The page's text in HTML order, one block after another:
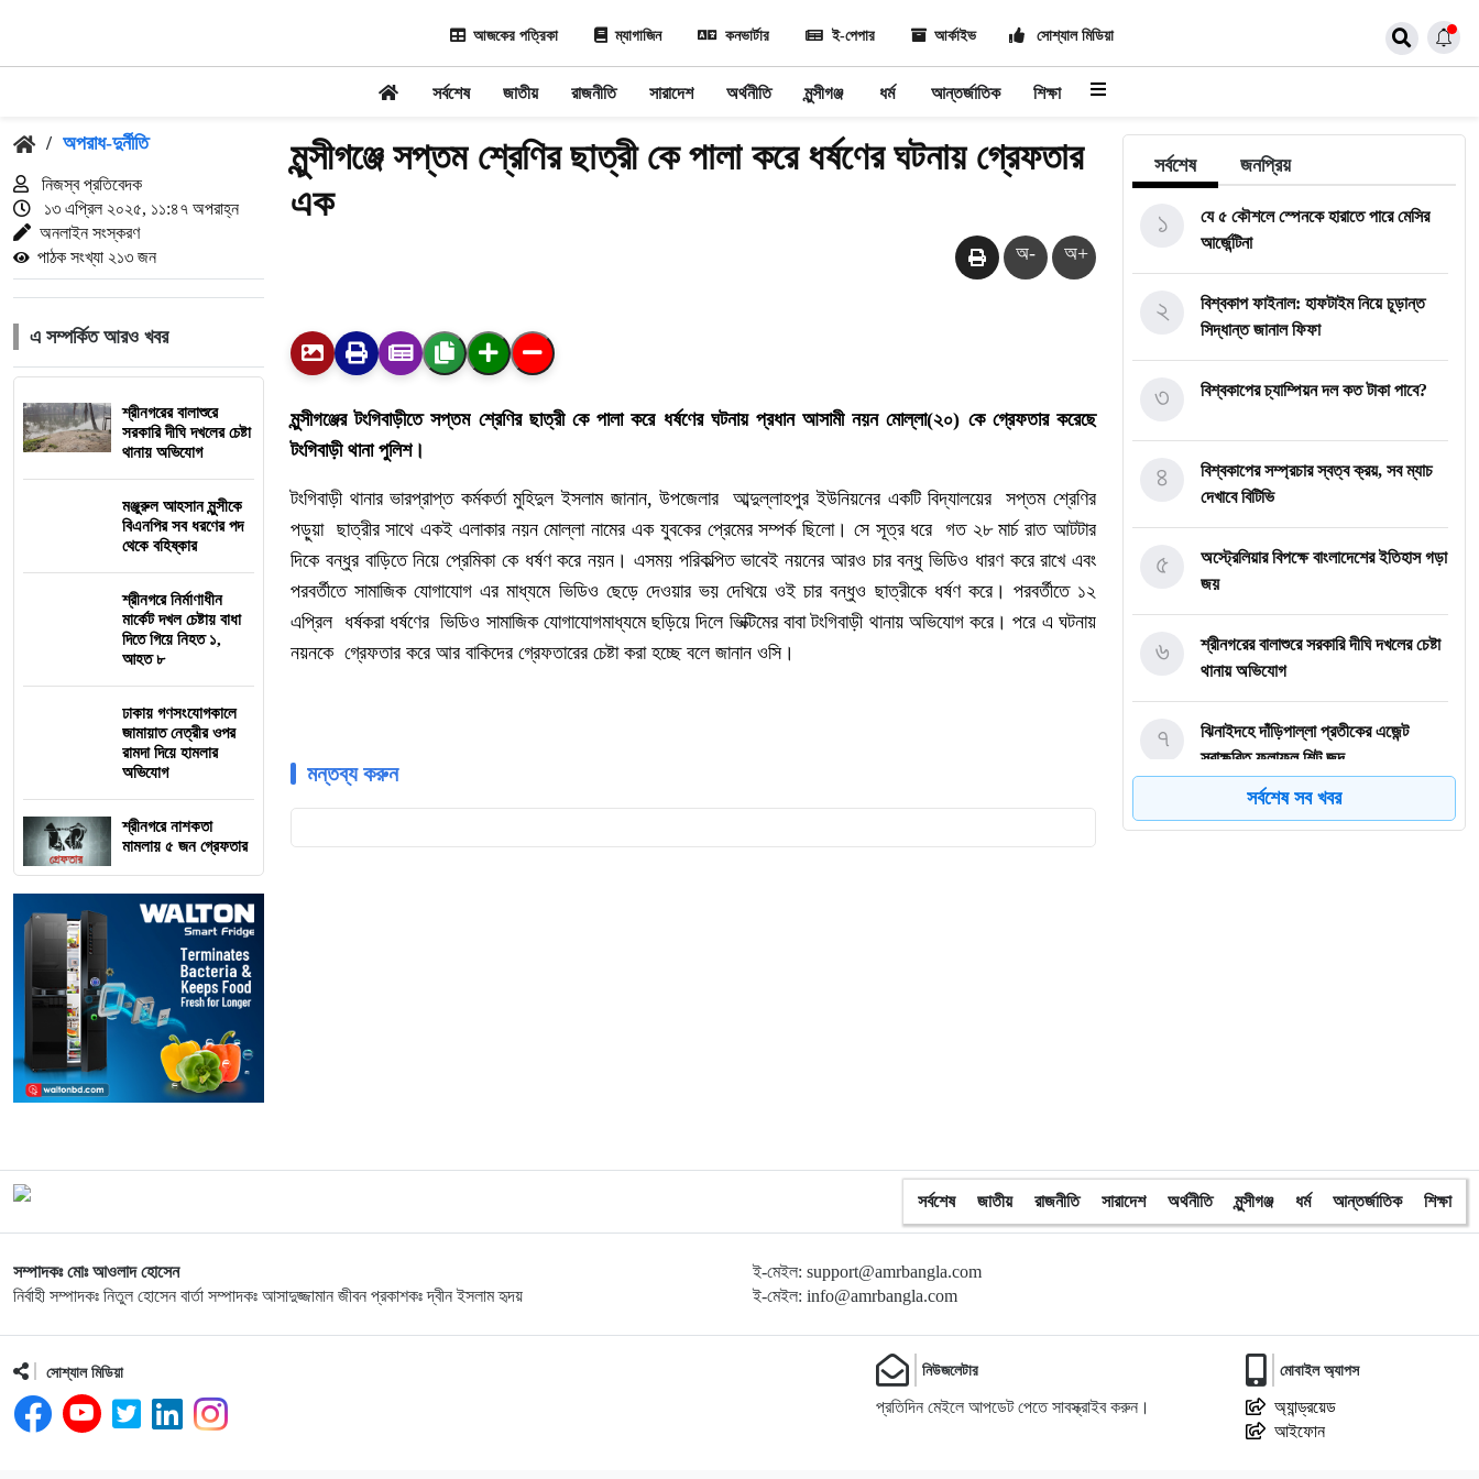
আজকের পত্রিকা ম্যাগাজিন কনভার্টার ই-পেপার আর্কাইভ সোশ্যাল মিডিয়া
সর্বশেষ জাতীয় রাজনীতি সারাদেশ অর্থনীতি মুন্সীগঞ্জ ধর্ম আন্তর্জাতিক শিক্ষা
/ অপরাধ-দুর্নীতি
নিজস্ব প্রতিবেদক
১৩ এপ্রিল ২০২৫, ১১:৪৭ অপরাহ্ন
অনলাইন সংস্করণ
পাঠক সংখ্যা ২১৩ জন
এ সম্পর্কিত আরও খবর
শ্রীনগরের বালাশুরে
সরকারি দীঘি দখলের চেষ্টা
থানায় অভিযোগ
মঞ্জুরুল আহসান মুন্সীকে
বিএনপির সব ধরণের পদ
থেকে বহিষ্কার
শ্রীনগরে নির্মাণাধীন
মার্কেট দখল চেষ্টায় বাধা
দিতে গিয়ে নিহত ১,
আহত ৮
ঢাকায় গণসংযোগকালে
জামায়াত নেত্রীর ওপর
রামদা দিয়ে হামলার
অভিযোগ
শ্রীনগরে নাশকতা
মামলায় ৫ জন গ্রেফতার
মুন্সীগঞ্জে সপ্তম শ্রেণির ছাত্রী কে পালা করে ধর্ষণের ঘটনায় গ্রেফতার
এক
অ- অ+
মুন্সীগঞ্জের টংগিবাড়ীতে সপ্তম শ্রেণির ছাত্রী কে পালা করে ধর্ষণের ঘটনায় প্রধান আসামী নয়ন মোল্লা(২০) কে গ্রেফতার করেছে
টংগিবাড়ী থানা পুলিশ।
টংগিবাড়ী থানার ভারপ্রাপ্ত কর্মকর্তা মুহিদুল ইসলাম জানান, উপজেলার আব্দুল্লাহপুর ইউনিয়নের একটি বিদ্যালয়ের সপ্তম শ্রেণির
পড়ুয়া ছাত্রীর সাথে একই এলাকার নয়ন মোল্লা নামের এক যুবকের প্রেমের সম্পর্ক ছিলো। সে সূত্র ধরে গত ২৮ মার্চ রাত আটটার
দিকে বন্ধুর বাড়িতে নিয়ে প্রেমিকা কে ধর্ষণ করে নয়ন। এসময় পরিকল্পিত ভাবেই নয়নের আরও চার বন্ধু ভিডিও ধারণ করে রাখে এবং
পরবর্তীতে সামাজিক যোগাযোগ এর মাধ্যমে ভিডিও ছেড়ে দেওয়ার ভয় দেখিয়ে ওই চার বন্ধুও ছাত্রীকে ধর্ষণ করে। পরবর্তীতে ১২
এপ্রিল ধর্ষকরা ধর্ষণের ভিডিও সামাজিক যোগাযোগমাধ্যমে ছড়িয়ে দিলে ভিক্টিমের বাবা টংগিবাড়ী থানায় অভিযোগ করে। পরে এ ঘটনায়
নয়নকে গ্রেফতার করে আর বাকিদের গ্রেফতারের চেষ্টা করা হচ্ছে বলে জানান ওসি।
মন্তব্য করুন
সর্বশেষ জনপ্রিয়
যে ৫ কৌশলে স্পেনকে হারাতে পারে মেসির
আর্জেন্টিনা
১
বিশ্বকাপ ফাইনাল: হাফটাইম নিয়ে চূড়ান্ত
সিদ্ধান্ত জানাল ফিফা
২
বিশ্বকাপের চ্যাম্পিয়ন দল কত টাকা পাবে?
৩
বিশ্বকাপের সম্প্রচার স্বত্ব ক্রয়, সব ম্যাচ
দেখাবে বিটিভি
৪
অস্ট্রেলিয়ার বিপক্ষে বাংলাদেশের ইতিহাস গড়া
জয়
৫
শ্রীনগরের বালাশুরে সরকারি দীঘি দখলের চেষ্টা
থানায় অভিযোগ
৬
ঝিনাইদহে দাঁড়িপাল্লা প্রতীকের এজেন্ট
স্বাক্ষরিত ফলাফল শিট জব্দ
৭
ত্রয়োদশ জাতীয় নির্বাচন, শান্তিপূর্ণ ও
৮
গোপালগঞ্জে ডিসির বাসভবনের সামনে ককটেল
বিস্ফোরণ
১২
নির্বাচনী নিরাপত্তা পর্যবেক্ষণে ফরিদপুর ও
মুন্সীগঞ্জে বিজিবি মহাপরিচালকের বেইজ ক্যাম্প
১৪
সর্বশেষ সব খবর
সর্বশেষ জাতীয় রাজনীতি সারাদেশ অর্থনীতি মুন্সীগঞ্জ ধর্ম আন্তর্জাতিক শিক্ষা
সম্পাদকঃ মোঃ আওলাদ হোসেন
নির্বাহী সম্পাদকঃ নিতুল হোসেন বার্তা সম্পাদকঃ আসাদুজ্জামান জীবন প্রকাশকঃ দ্বীন ইসলাম হৃদয়
ই-মেইল: support@amrbangla.com
ই-মেইল: info@amrbangla.com
সোশ্যাল মিডিয়া নিউজলেটার
প্রতিদিন মেইলে আপডেট পেতে সাবস্ক্রাইব করুন।
মোবাইল অ্যাপস
অ্যান্ড্রয়েড
আইফোন